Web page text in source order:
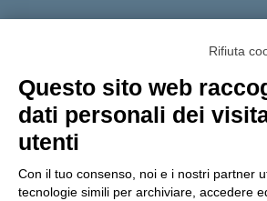
Tutti gli argomenti
Amministrazione Trasparente
Dichiarazione di accessibilitàObiettivi di
Seguici su:
Indirizzo:Via Gaetano Donizetti 30, Collegno
Rifiuta
Questo sito web
dati personali dei
utenti
Con il tuo consenso, noi e i nostri partner
tecnologie simili per archiviare, accedere